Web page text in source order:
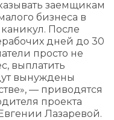
заемщикам
бизнеса в
После
дней до 30
просто не
выплатить
вынуждены
— приводятся
проекта
Лазаревой.